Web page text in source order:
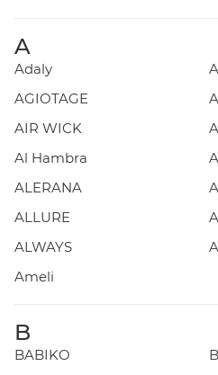
A
Adaly
AGIOTAGE
AIR WICK
Al Hambra
ALERANA
ALLURE
ALWAYS
Ameli
B
BABIKO